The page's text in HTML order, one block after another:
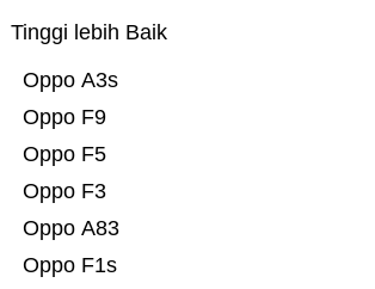
Tinggi lebih Baik
Oppo F1s
Oppo A83
Oppo F3
Oppo F5
Oppo F9
Oppo A3s